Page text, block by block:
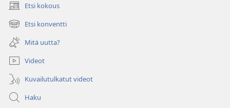
Etsi kokous
(avaa
uuden
ikkunan)
Etsi konventti
(avaa
uuden
ikkunan)
Mitä uutta?
Videot
Kuvailutulkatut videot
Haku